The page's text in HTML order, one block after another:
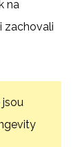
na
zachovali
jsou